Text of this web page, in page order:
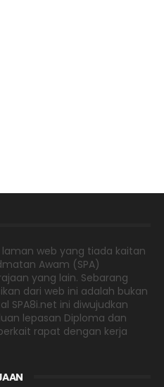
laman web yang tiada kaitan
Awam (SPA)
yang lain. Sebarang
dari web ini adalah bukan
SPA8i.net ini diwujudkan
lepasan Diploma dan
rapat dengan kerja